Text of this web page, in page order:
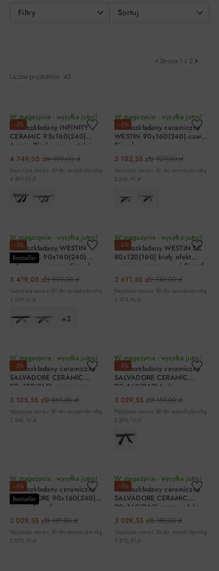
Filtry Sortuj
Liczba produktów: 43
Strona 1 z 2
−5%
W magazynie - wysyłka jutro!
Stół rozkładany INFINITY
CERAMIC 95x160(240)
Azario Black czarny stelaż
czarny Signal
4 749,05 zł4 999,00 zł
Najniższa cena z 30 dni przed obniżką:
4 499,10 zł
−5%
W magazynie - wysyłka jutro!
Stół rozkładany ceramiczny
WESTIN 90x160(240) czarny
Signal
2 782,55 zł2 929,00 zł
Najniższa cena z 30 dni przed obniżką:
2 636,10 zł
−5%
Bestseller
W magazynie - wysyłka jutro!
Stół rozkładany WESTIN
CERAMIC 90x160(240)
sahara noir czarny Signal
3 419,05 zł3 599,00 zł
Najniższa cena z 30 dni przed obniżką:
3 239,10 zł
+3
−5%
W magazynie - wysyłka jutro!
Stół rozkładany WESTIN SC
80x120(160) biały efekt
marmuru czarne nogi Signal
2 611,55 zł2 749,00 zł
Najniższa cena z 30 dni przed obniżką:
2 474,10 zł
−5%
W magazynie - wysyłka jutro!
Stół rozkładany ceramiczny
SALVADORE CERAMIC
90x180(260) szaro-czarny
efekt kamienia Signal
3 105,55 zł3 269,00 zł
Najniższa cena z 30 dni przed obniżką:
2 942,10 zł
−5%
W magazynie - wysyłka jutro!
Stół rozkładany ceramiczny
SALVADORE CERAMIC
90x160(240) turkusowo-
czarny Signal
3 029,55 zł3 189,00 zł
Najniższa cena z 30 dni przed obniżką:
2 870,10 zł
−5%
Bestseller
W magazynie - wysyłka jutro!
Stół rozkładany ceramiczny
SALVADORE 90x160(240)
czarny Signal
3 029,55 zł3 189,00 zł
Najniższa cena z 30 dni przed obniżką:
2 870,10 zł
−5%
W magazynie - wysyłka jutro!
Stół rozkładany ceramiczny
SALVADORE CERAMIC
90x160(240) czarny efekt
marmuru Signal
3 029,55 zł3 189,00 zł
Najniższa cena z 30 dni przed obniżką:
2 870,10 zł